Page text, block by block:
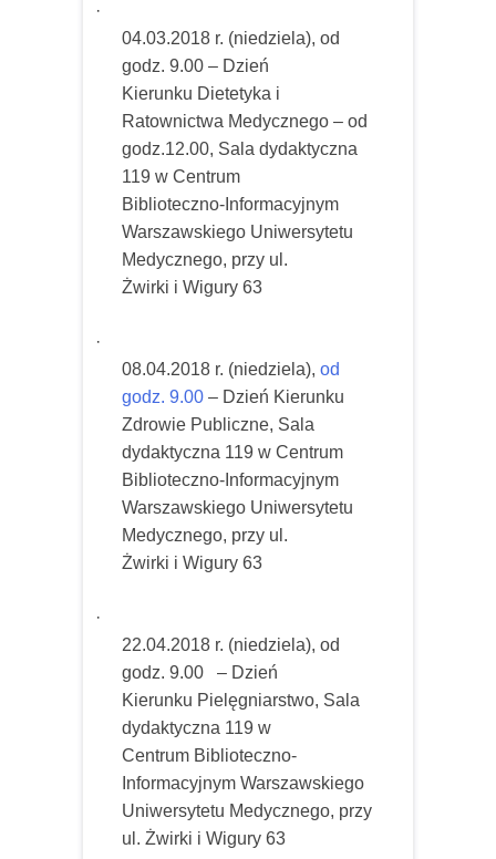
·
04.03.2018 r. (niedziela), od
godz. 9.00 – Dzień
Kierunku Dietetyka i
Ratownictwa Medycznego – od
godz.12.00, Sala dydaktyczna
119 w Centrum
Biblioteczno-Informacyjnym
Warszawskiego Uniwersytetu
Medycznego, przy ul.
Żwirki i Wigury 63
·
08.04.2018 r. (niedziela), od
godz. 9.00 – Dzień Kierunku
Zdrowie Publiczne, Sala
dydaktyczna 119 w Centrum
Biblioteczno-Informacyjnym
Warszawskiego Uniwersytetu
Medycznego, przy ul.
Żwirki i Wigury 63
·
22.04.2018 r. (niedziela), od
godz. 9.00
– Dzień
Kierunku Pielęgniarstwo, Sala
dydaktyczna 119 w
Centrum Biblioteczno-
Informacyjnym Warszawskiego
Uniwersytetu Medycznego, przy
ul. Żwirki i Wigury 63